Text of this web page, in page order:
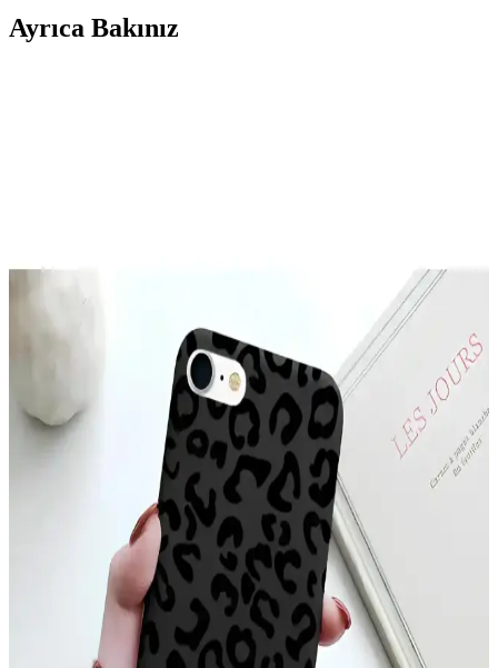
Ayrıca Bakınız
Sağlayan İnce Tasarım
McStorey MacBook Air Kılıfı, yüksek kaliteli TPU malzemeden
üretilmiş, şık tasarımıyla cihazınızı çizik ve darbelere karşı korur,
hafif ve estetik yapısıyla kullanım kolaylığı sağlar.
YoungKit Apple iPhone 14 Pro Max Kılıfı:
Dayanıklı ve Estetik Koruma Çözümü
YoungKit iPhone 14 Pro Max kılıfı, dayanıklı malzeme ve şeffaf
tasarımıyla üstün koruma sağlar, estetik ve fonksiyonelliği bir arada
sunar, çevre dostudur ve manyetik şarj uyumludur.
Xiaomi Mi 11 Ultra için Şık ve Koruyucu Altın
Kenarlı Silikon Kılıf
Parlak altın detaylar ve dayanıklı silikon malzeme ile Xiaomi Mi 11
Ultra'nızı şık ve güvenle koruyan kılıf, çeşitli renk seçenekleriyle
tarzınıza uygun alternatifler sunar.